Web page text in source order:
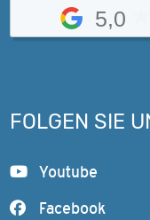
5,0
FOLGEN SIE
Youtube
Facebook